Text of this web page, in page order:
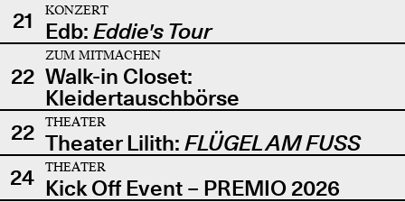
21
KONZERT
Edb: Eddie's Tour
22
ZUM MITMACHEN
Walk-in Closet:
Kleidertauschbörse
22
THEATER
Theater Lilith: FLÜGEL AM FUSS
24
THEATER
Kick Off Event – PREMIO 2026